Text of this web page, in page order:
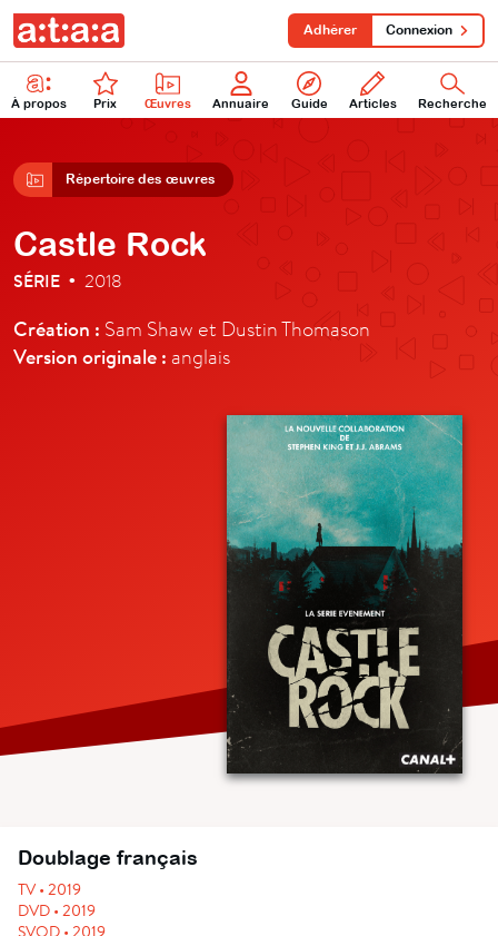
À propos Prix Œuvres Annuaire Guide Articles Recherche
Adhérer Connexion
Répertoire des œuvres
Castle Rock
SÉRIE • 2018
Création : Sam Shaw et Dustin Thomason
Version originale : anglais
Doublage français
TV • 2019
DVD • 2019
SVOD • 2019